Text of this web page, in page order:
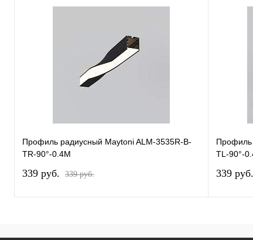
Профиль радиусный Maytoni ALM-3535R-B-
TR-90°-0.4M
339 pуб. 339 pуб.
Профиль
TL-90°-
339 pуб.